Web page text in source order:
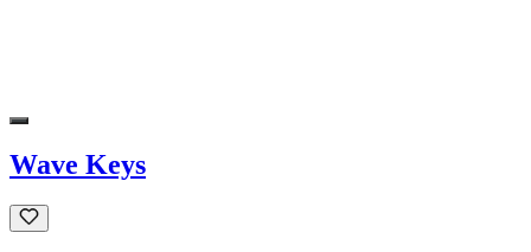
Wave Keys